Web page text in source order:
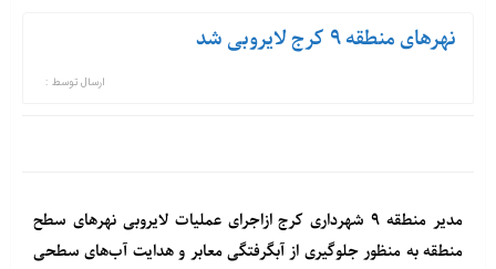
نهرهای منطقه ۹ کرج لایروبی شد
ارسال توسط :
مدیر منطقه ۹ شهرداری کرج ازاجرای عملیات لایروبی نهرهای سطح
منطقه به منظور جلوگیری از آبگرفتگی معابر و هدایت آب‌های سطحی